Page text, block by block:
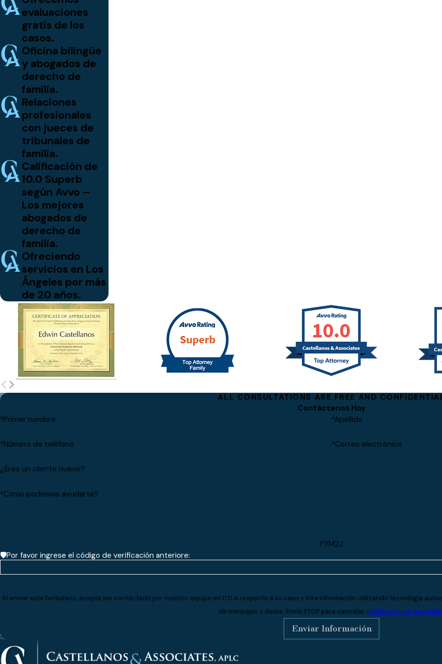
evaluaciones
gratis de los
casos.
Oficina bilingüe
y abogados de
derecho de
familia.
Relaciones
profesionales
con jueces de
tribunales de
familia.
Calificación de
10.0 Superb
según Avvo –
Los mejores
abogados de
derecho de
familia.
Ofreciendo
servicios en Los
Ángeles por más
de 20 años.
ALL CONSULTATIONS ARE FREE AND
Contáctenos Hoy
*Primer nombre
*Apellido
*Número de teléfono *Correo electrónico
¿Eres un cliente nuevo?
*Como podemos ayudarte?
FYM2J
🛡️Por favor ingrese el código de verificación anteriore:
Al enviar este formulario, acepta ser contactado por nuestro equipo en DTLA respecto a su caso y otra información utilizando tecnología
de mensajes y datos. Envía STOP para cancelar. Política de uso
Enviar Información